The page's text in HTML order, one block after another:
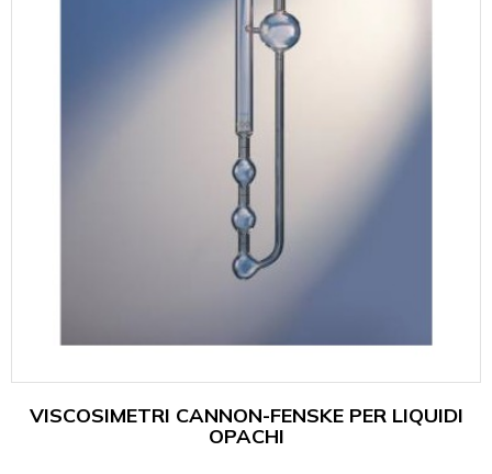
VISCOSIMETRI CANNON-FENSKE PER LIQUIDI
OPACHI